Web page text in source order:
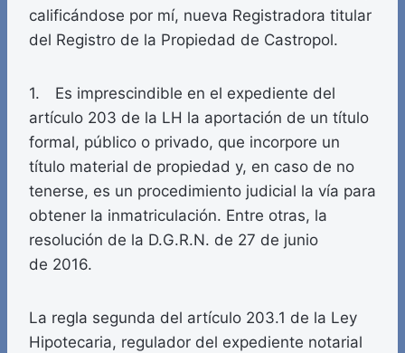
calificándose por mí, nueva Registradora titular
del Registro de la Propiedad de Castropol.
1. Es imprescindible en el expediente del
artículo 203 de la LH la aportación de un título
formal, público o privado, que incorpore un
título material de propiedad y, en caso de no
tenerse, es un procedimiento judicial la vía para
obtener la inmatriculación. Entre otras, la
resolución de la D.G.R.N. de 27 de junio
de 2016.
La regla segunda del artículo 203.1 de la Ley
Hipotecaria, regulador del expediente notarial